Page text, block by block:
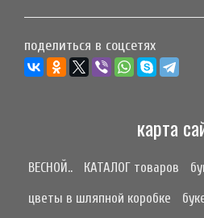
поделиться в соцсетях
карта
ВЕСНОЙ.. КАТАЛОГ товаров
цветы в шляпной коробке